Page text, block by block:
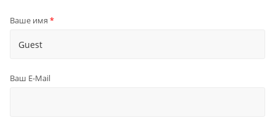
Ваше имя *
Ваш E-Mail